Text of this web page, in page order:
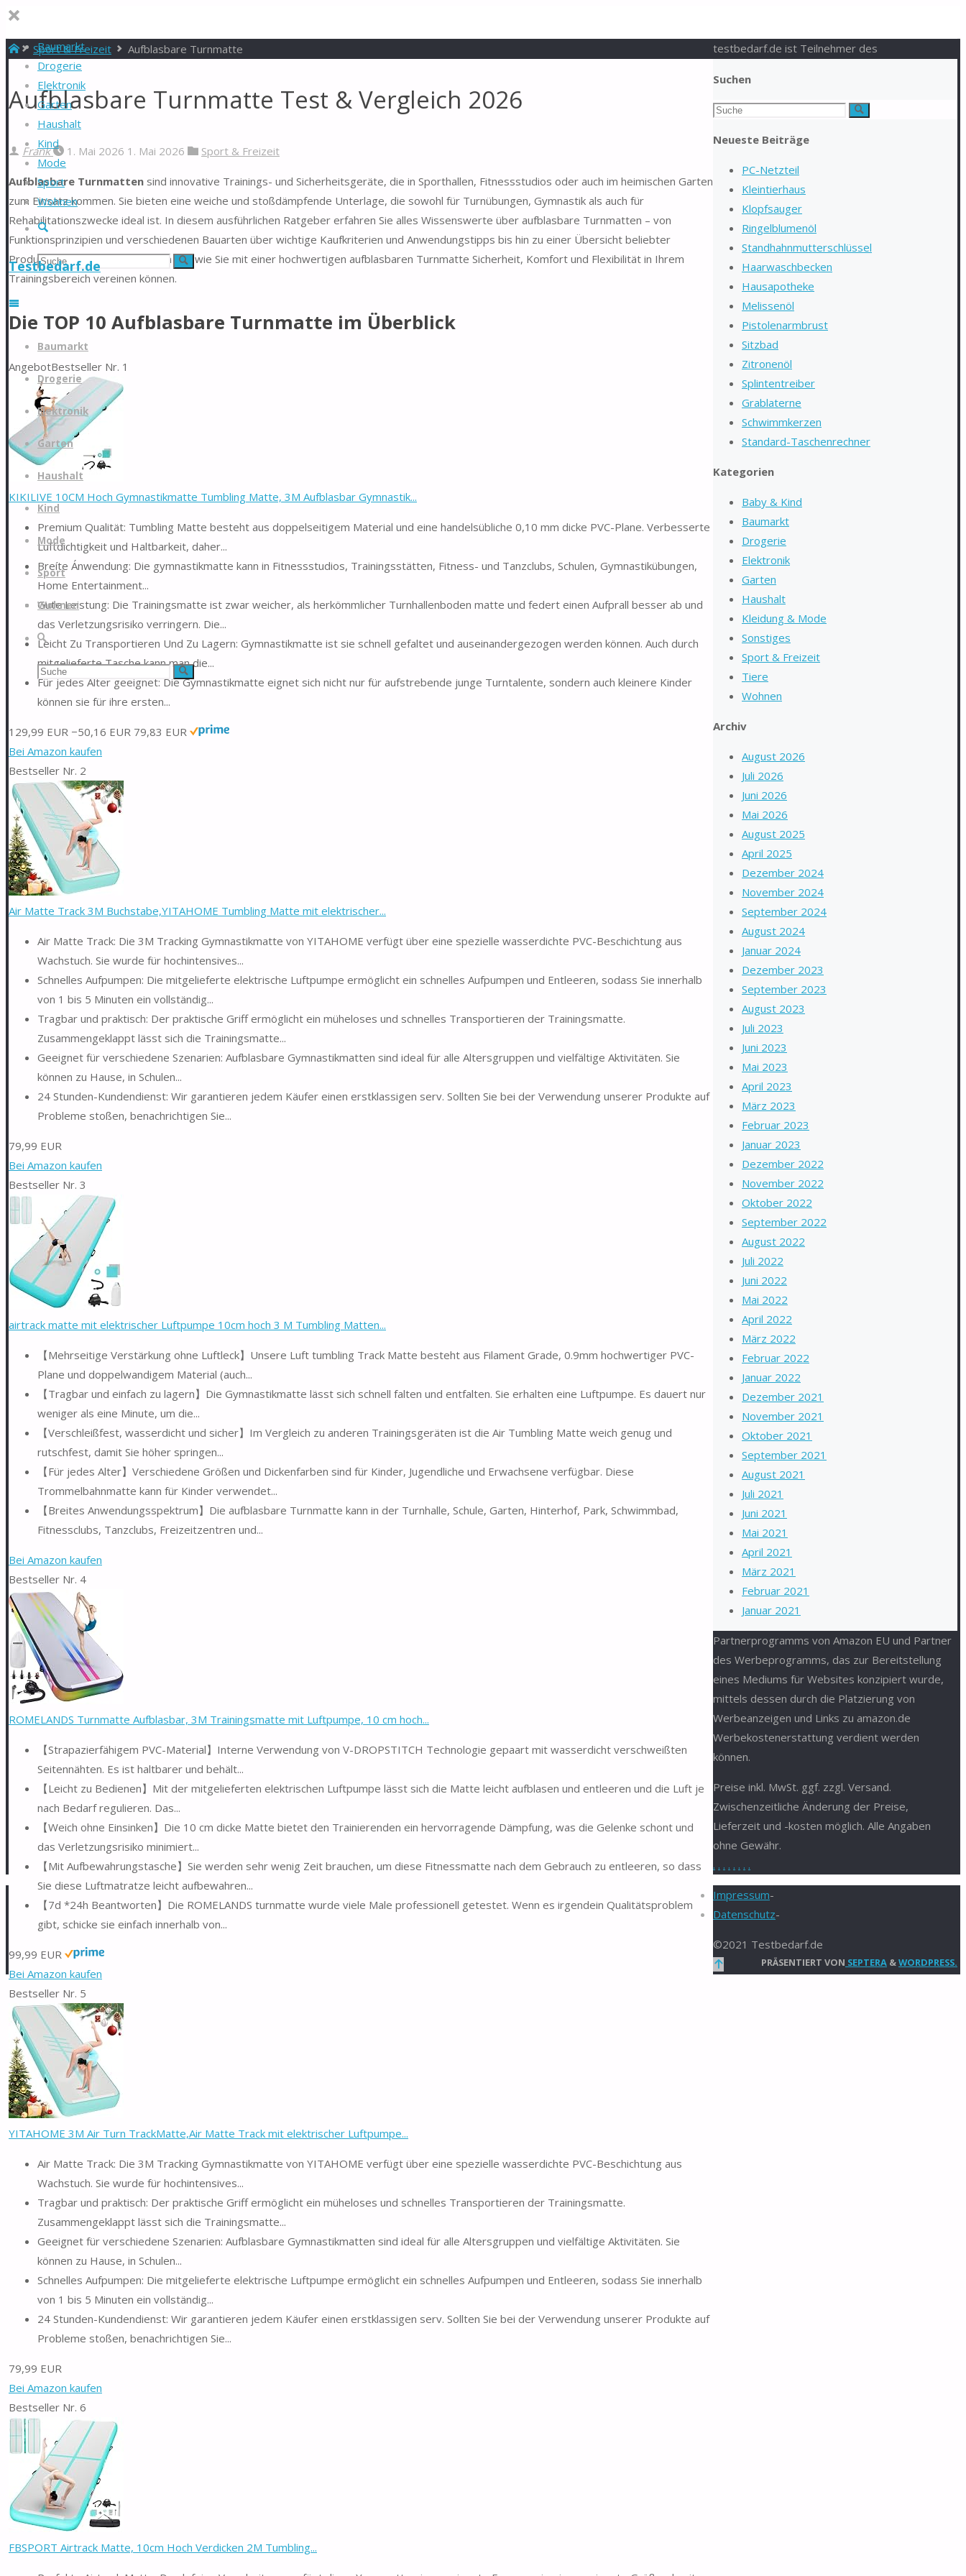
Baumarkt
Drogerie
Elektronik
Garten
Haushalt
Kind
Mode
Sport
Wohnen
Suche
Suchen Suche
Testbedarf.de
springen
Baumarkt
Drogerie
Elektronik
Garten
Haushalt
Kind
Mode
Sport
Wohnen
Suche
Suchen
nach:
Suche
StartSport & Freizeit Aufblasbare Turnmatte
Aufblasbare Turnmatte Test & Vergleich 2026
Frank 1. Mai 2026 1. Mai 2026 Sport & Freizeit
Aufblasbare Turnmatten sind innovative Trainings- und Sicherheitsgeräte, die in Sporthallen, Fitnessstudios oder auch im heimischen Garten
zum Einsatz kommen. Sie bieten eine weiche und stoßdämpfende Unterlage, die sowohl für Turnübungen, Gymnastik als auch für
Rehabilitationszwecke ideal ist. In diesem ausführlichen Ratgeber erfahren Sie alles Wissenswerte über aufblasbare Turnmatten – von
Funktionsprinzipien und verschiedenen Bauarten über wichtige Kaufkriterien und Anwendungstipps bis hin zu einer Übersicht beliebter
Produkte und Marken. Entdecken Sie, wie Sie mit einer hochwertigen aufblasbaren Turnmatte Sicherheit, Komfort und Flexibilität in Ihrem
Trainingsbereich vereinen können.
Die TOP 10 Aufblasbare Turnmatte im Überblick
AngebotBestseller Nr. 1
KIKILIVE 10CM Hoch Gymnastikmatte Tumbling Matte, 3M Aufblasbar Gymnastik...
Premium Qualität: Tumbling Matte besteht aus doppelseitigem Material und eine handelsübliche 0,10 mm dicke PVC-Plane. Verbesserte
Luftdichtigkeit und Haltbarkeit, daher...
Breíte Ánwendung: Die gymnastikmatte kann in Fitnessstudios, Trainingsstätten, Fitness- und Tanzclubs, Schulen, Gymnastikübungen,
Home Entertainment...
Gute Leistung: Die Trainingsmatte ist zwar weicher, als herkömmlicher Turnhallenboden matte und federt einen Aufprall besser ab und
das Verletzungsrisiko verringern. Die...
Leicht Zu Transportieren Und Zu Lagern: Gymnastikmatte ist sie schnell gefaltet und auseinandergezogen werden können. Auch durch
mitgelieferte Tasche kann man die...
Für jedes Alter geeignet: Die Gymnastikmatte eignet sich nicht nur für aufstrebende junge Turntalente, sondern auch kleinere Kinder
können sie für ihre ersten...
129,99 EUR −50,16 EUR 79,83 EUR
Bei Amazon kaufen
Bestseller Nr. 2
Air Matte Track 3M Buchstabe,YITAHOME Tumbling Matte mit elektrischer...
Air Matte Track: Die 3M Tracking Gymnastikmatte von YITAHOME verfügt über eine spezielle wasserdichte PVC-Beschichtung aus
Wachstuch. Sie wurde für hochintensives...
Schnelles Aufpumpen: Die mitgelieferte elektrische Luftpumpe ermöglicht ein schnelles Aufpumpen und Entleeren, sodass Sie innerhalb
von 1 bis 5 Minuten ein vollständig...
Tragbar und praktisch: Der praktische Griff ermöglicht ein müheloses und schnelles Transportieren der Trainingsmatte.
Zusammengeklappt lässt sich die Trainingsmatte...
Geeignet für verschiedene Szenarien: Aufblasbare Gymnastikmatten sind ideal für alle Altersgruppen und vielfältige Aktivitäten. Sie
können zu Hause, in Schulen...
24 Stunden-Kundendienst: Wir garantieren jedem Käufer einen erstklassigen serv. Sollten Sie bei der Verwendung unserer Produkte auf
Probleme stoßen, benachrichtigen Sie...
79,99 EUR
Bei Amazon kaufen
Bestseller Nr. 3
airtrack matte mit elektrischer Luftpumpe 10cm hoch 3 M Tumbling Matten...
【Mehrseitige Verstärkung ohne Luftleck】Unsere Luft tumbling Track Matte besteht aus Filament Grade, 0.9mm hochwertiger PVC-
Plane und doppelwandigem Material (auch...
【Tragbar und einfach zu lagern】Die Gymnastikmatte lässt sich schnell falten und entfalten. Sie erhalten eine Luftpumpe. Es dauert nur
weniger als eine Minute, um die...
【Verschleißfest, wasserdicht und sicher】Im Vergleich zu anderen Trainingsgeräten ist die Air Tumbling Matte weich genug und
rutschfest, damit Sie höher springen...
【Für jedes Alter】Verschiedene Größen und Dickenfarben sind für Kinder, Jugendliche und Erwachsene verfügbar. Diese
Trommelbahnmatte kann für Kinder verwendet...
【Breites Anwendungsspektrum】Die aufblasbare Turnmatte kann in der Turnhalle, Schule, Garten, Hinterhof, Park, Schwimmbad,
Fitnessclubs, Tanzclubs, Freizeitzentren und...
Bei Amazon kaufen
Bestseller Nr. 4
ROMELANDS Turnmatte Aufblasbar, 3M Trainingsmatte mit Luftpumpe, 10 cm hoch...
【Strapazierfähigem PVC-Material】Interne Verwendung von V-DROPSTITCH Technologie gepaart mit wasserdicht verschweißten
Seitennähten. Es ist haltbarer und behält...
【Leicht zu Bedienen】Mit der mitgelieferten elektrischen Luftpumpe lässt sich die Matte leicht aufblasen und entleeren und die Luft je
nach Bedarf regulieren. Das...
【Weich ohne Einsinken】Die 10 cm dicke Matte bietet den Trainierenden ein hervorragende Dämpfung, was die Gelenke schont und
das Verletzungsrisiko minimiert...
【Mit Aufbewahrungstasche】Sie werden sehr wenig Zeit brauchen, um diese Fitnessmatte nach dem Gebrauch zu entleeren, so dass
Sie diese Luftmatratze leicht aufbewahren...
【7d *24h Beantworten】Die ROMELANDS turnmatte wurde viele Male professionell getestet. Wenn es irgendein Qualitätsproblem
gibt, schicke sie einfach innerhalb von...
99,99 EUR
Bei Amazon kaufen
Bestseller Nr. 5
YITAHOME 3M Air Turn TrackMatte,Air Matte Track mit elektrischer Luftpumpe...
Air Matte Track: Die 3M Tracking Gymnastikmatte von YITAHOME verfügt über eine spezielle wasserdichte PVC-Beschichtung aus
Wachstuch. Sie wurde für hochintensives...
Tragbar und praktisch: Der praktische Griff ermöglicht ein müheloses und schnelles Transportieren der Trainingsmatte.
Zusammengeklappt lässt sich die Trainingsmatte...
Geeignet für verschiedene Szenarien: Aufblasbare Gymnastikmatten sind ideal für alle Altersgruppen und vielfältige Aktivitäten. Sie
können zu Hause, in Schulen...
Schnelles Aufpumpen: Die mitgelieferte elektrische Luftpumpe ermöglicht ein schnelles Aufpumpen und Entleeren, sodass Sie innerhalb
von 1 bis 5 Minuten ein vollständig...
24 Stunden-Kundendienst: Wir garantieren jedem Käufer einen erstklassigen serv. Sollten Sie bei der Verwendung unserer Produkte auf
Probleme stoßen, benachrichtigen Sie...
79,99 EUR
Bei Amazon kaufen
Bestseller Nr. 6
FBSPORT Airtrack Matte, 10cm Hoch Verdicken 2M Tumbling...
Suchen
Suchen
Suche
Neueste Beiträge
PC-Netzteil
Kleintierhaus
Klopfsauger
Ringelblumenöl
Standhahnmutterschlüssel
Haarwaschbecken
Hausapotheke
Melissenöl
Pistolenarmbrust
Sitzbad
Zitronenöl
Splintentreiber
Grablaterne
Schwimmkerzen
Standard-Taschenrechner
Kategorien
Baby & Kind
Baumarkt
Drogerie
Elektronik
Garten
Haushalt
Kleidung & Mode
Sonstiges
Sport & Freizeit
Tiere
Wohnen
Archiv
August 2026
Juli 2026
Juni 2026
Mai 2026
August 2025
April 2025
Dezember 2024
November 2024
September 2024
August 2024
Januar 2024
Dezember 2023
September 2023
August 2023
Juli 2023
Juni 2023
Mai 2023
April 2023
März 2023
Februar 2023
Januar 2023
Dezember 2022
November 2022
Oktober 2022
September 2022
August 2022
Juli 2022
Juni 2022
Mai 2022
April 2022
März 2022
Februar 2022
Januar 2022
Dezember 2021
November 2021
Oktober 2021
September 2021
August 2021
Juli 2021
Juni 2021
Mai 2021
April 2021
März 2021
Februar 2021
Januar 2021
testbedarf.de ist Teilnehmer des
Partnerprogramms von Amazon EU und Partner
des Werbeprogramms, das zur Bereitstellung
eines Mediums für Websites konzipiert wurde,
mittels dessen durch die Platzierung von
Werbeanzeigen und Links zu amazon.de
Werbekostenerstattung verdient werden
können.
Preise inkl. MwSt. ggf. zzgl. Versand.
Zwischenzeitliche Änderung der Preise,
Lieferzeit und -kosten möglich. Alle Angaben
ohne Gewähr.
. . . . . . . .
Impressum-
Datenschutz-
©2021 Testbedarf.de
PRÄSENTIERT VON SEPTERA &WORDPRESS.
Zurück